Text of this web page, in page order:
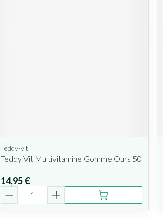
Teddy-vit
Teddy Vit Multivitamine Gomme Ours 50
14,95 €
Quantité